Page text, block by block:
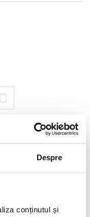
Despre
conținutul și